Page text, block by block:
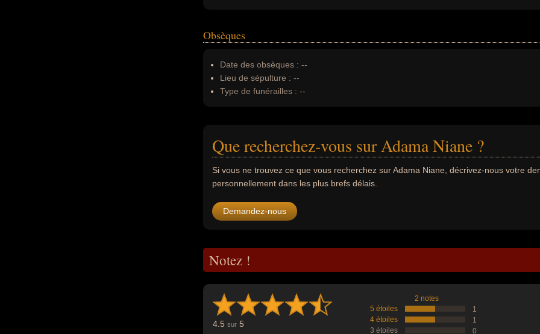
Obsèques
Date des obsèques : --
Lieu de sépulture : --
Type de funérailles : --
Que recherchez-vous sur Adama Niane ?
Si vous ne trouvez ce que vous recherchez sur Adama Niane, décrivez-nous votre
personnellement dans les plus brefs délais.
Demandez-nous
Notez !
4.5 sur 5
2 notes
5 étoiles
1
4 étoiles
1
3 étoiles
0